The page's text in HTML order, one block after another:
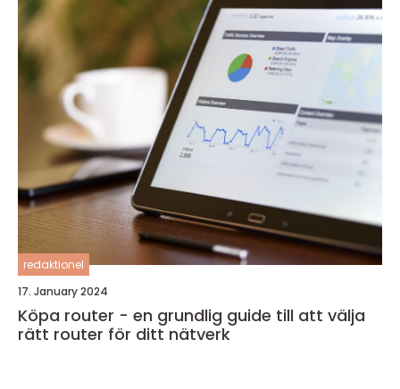
redaktionel
17. January 2024
Köpa router - en grundlig guide till att välja
rätt router för ditt nätverk